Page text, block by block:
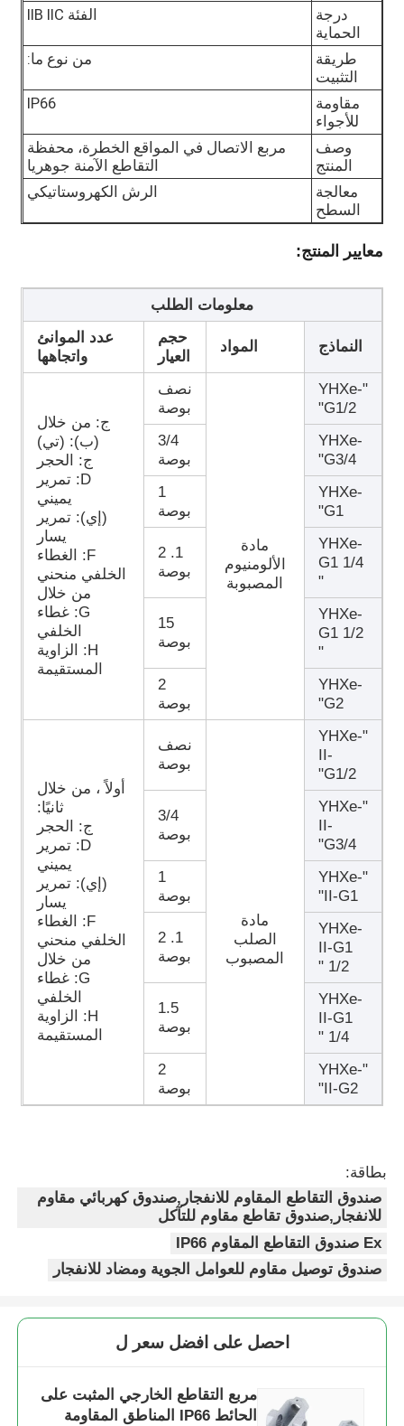
صندوق مقاوم للانفجار
مفتاح مقاوم للانفجار
غدد الكابلات المقاومة للانفجار
قابس ومقبس مقاوم للانفجار
درجة
الحماية
الفئة IIB IIC
طريقة
التثبيت
من نوع ما:
مقاومة
للأجواء
IP66
وصف
المنتج
مربع الاتصال في المواقع الخطرة، محفظة
التقاطع الآمنة جوهريا
معالجة
السطح
الرش الكهروستاتيكي
معايير المنتج:
معلومات الطلب
النماذج المواد
حجم
العيار
عدد الموانئ
واتجاهها
"YHXe-
G1/2"
مادة
الألومنيوم
المصبوبة
نصف
بوصة
ج: من خلال
(ب): (تي)
ج: الحجر
D: تمرير
يميني
(إي): تمرير
يسار
F: الغطاء
الخلفي منحني
من خلال
G: غطاء
الخلفي
H: الزاوية
المستقيمة
YHXe-
G3/4"
3/4
بوصة
YHXe-
G1"
1
بوصة
YHXe-
G1 1/4
"
1. 2
بوصة
YHXe-
G1 1/2
"
15
بوصة
YHXe-
G2"
2
بوصة
"YHXe-
II-
G1/2"
مادة
الصلب
المصبوب
نصف
بوصة
أولاً ، من خلال
ثانيًا:
ج: الحجر
D: تمرير
يميني
(إي): تمرير
يسار
F: الغطاء
الخلفي منحني
من خلال
G: غطاء
الخلفي
H: الزاوية
المستقيمة
"YHXe-
II-
G3/4"
3/4
بوصة
"YHXe-
II-G1"
1
بوصة
YHXe-
II-G1
1/2 "
1. 2
بوصة
YHXe-
II-G1
1/4 "
1.5
بوصة
"YHXe-
II-G2"
2
بوصة
بطاقة:
صندوق التقاطع المقاوم للانفجار,صندوق كهربائي مقاوم
للانفجار,صندوق تقاطع مقاوم للتآكل
Ex صندوق التقاطع المقاوم IP66
صندوق توصيل مقاوم للعوامل الجوية ومضاد للانفجار
احصل على افضل سعر ل
مربع التقاطع الخارجي المثبت على
الحائط IP66 المناطق المقاومة